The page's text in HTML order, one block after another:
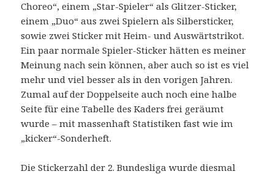
Choreo“, einem „Star-Spieler“ als Glitzer-Sticker,
einem „Duo“ aus zwei Spielern als Silbersticker,
sowie zwei Sticker mit Heim- und Auswärtstrikot.
Ein paar normale Spieler-Sticker hätten es meiner
Meinung nach sein können, aber auch so ist es viel
mehr und viel besser als in den vorigen Jahren.
Zumal auf der Doppelseite auch noch eine halbe
Seite für eine Tabelle des Kaders frei geräumt
wurde – mit massenhaft Statistiken fast wie im
„kicker“-Sonderheft.
Die Stickerzahl der 2. Bundesliga wurde diesmal